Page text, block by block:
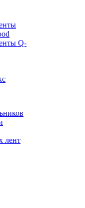
Q-
лент